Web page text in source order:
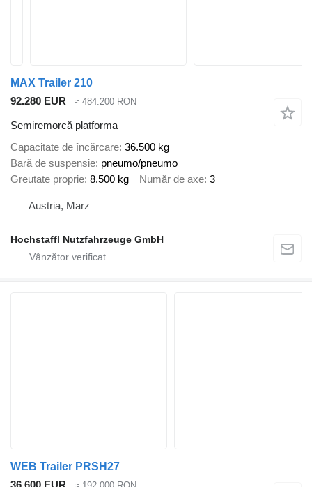
MAX Trailer 210
92.280 EUR
≈ 484.200 RON
Semiremorcă platforma
Capacitate de încărcare 36.500 kg
Bară de suspensie pneumo/pneumo
Greutate proprie 8.500 kg Număr de axe 3
Austria, Marz
Hochstaffl Nutzfahrzeuge GmbH
WEB Trailer PRSH27
36.600 EUR